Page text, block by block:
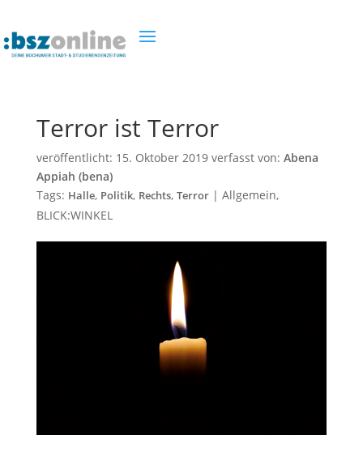
Terror ist Terror
veröffentlicht: 15. Oktober 2019verfasst von: Abena
Appiah (bena)
Tags: Halle, Politik, Rechts, Terror| Allgemein,
BLICK:WINKEL